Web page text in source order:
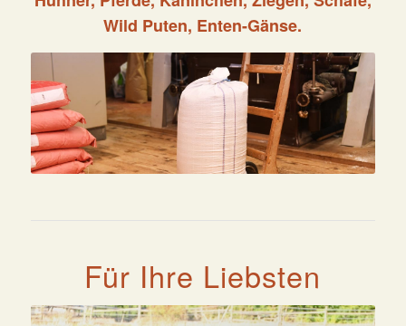
Wild Puten, Enten-Gänse.
Für Ihre Liebsten